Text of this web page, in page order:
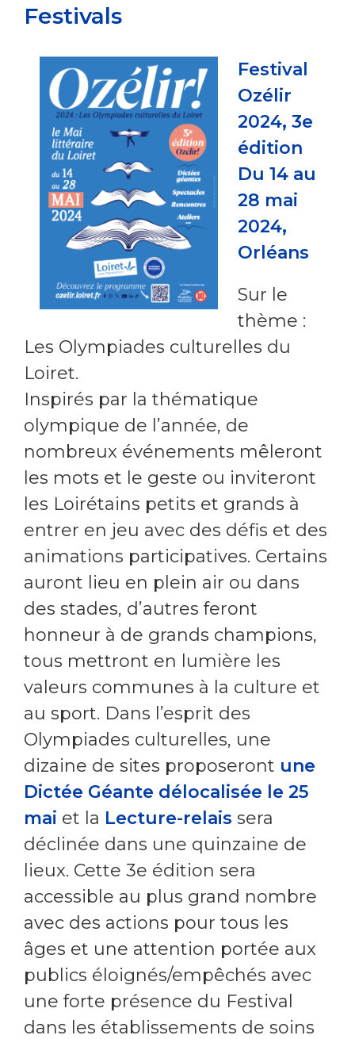
Festivals
Festival
Ozélir
2024, 3e
édition
Du 14 au
28 mai
2024,
Orléans
Sur le
thème :
Les Olympiades culturelles du
Loiret.
Inspirés par la thématique
olympique de l’année, de
nombreux événements mêleront
les mots et le geste ou inviteront
les Loirétains petits et grands à
entrer en jeu avec des défis et des
animations participatives. Certains
auront lieu en plein air ou dans
des stades, d’autres feront
honneur à de grands champions,
tous mettront en lumière les
valeurs communes à la culture et
au sport. Dans l’esprit des
Olympiades culturelles, une
dizaine de sites proposeront une
Dictée Géante délocalisée le 25
mai et la Lecture-relais sera
déclinée dans une quinzaine de
lieux. Cette 3e édition sera
accessible au plus grand nombre
avec des actions pour tous les
âges et une attention portée aux
publics éloignés/empêchés avec
une forte présence du Festival
dans les établissements de soins